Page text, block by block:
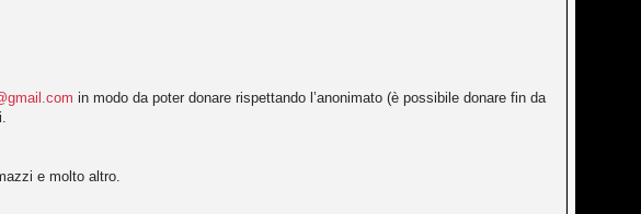
in modo da poter donare rispettando l’anonimato (è possibile donare fin da
e molto altro.